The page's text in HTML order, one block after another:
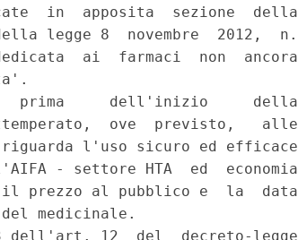
in  apposita  sezione  della
legge 8  novembre  2012,  n.
ai  farmaci  non  ancora
prima     dell'inizio     della
ove  previsto,   alle
l'uso sicuro ed efficace
- settore HTA  ed  economia
prezzo al pubblico e  la  data
medicinale.
dell'art. 12  del  decreto-legge